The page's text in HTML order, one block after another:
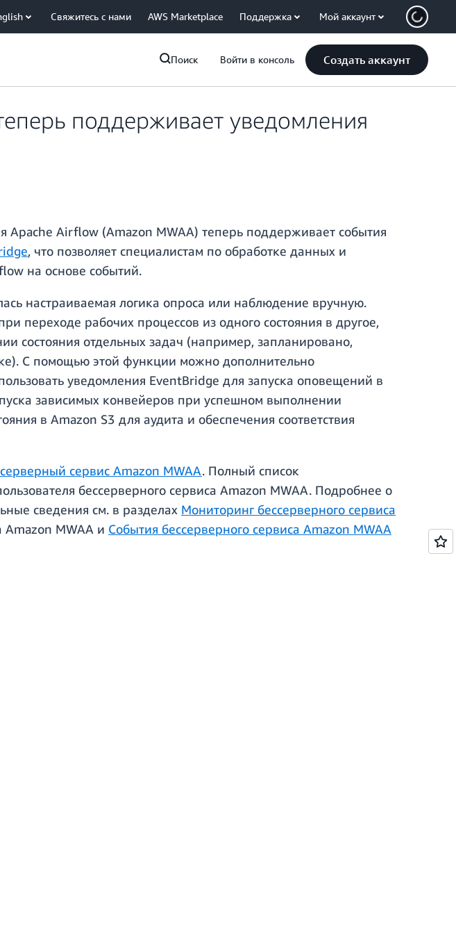
Свяжитесь с нами AWS Marketplace Поддержка Мой аккаунт
Поиск Войти в консоль Создать аккаунт
поддерживает уведомления
Apache Airflow (Amazon MWAA) теперь поддерживает события
, что позволяет специалистам по обработке данных и
на основе событий.
настраиваемая логика опроса или наблюдение вручную.
переходе рабочих процессов из одного состояния в другое,
состояния отдельных задач (например, запланировано,
С помощью этой функции можно дополнительно
уведомления EventBridge для запуска оповещений в
зависимых конвейеров при успешном выполнении
в Amazon S3 для аудита и обеспечения соответствия
сервис Amazon MWAA. Полный список
бессерверного сервиса Amazon MWAA. Подробнее о
сведения см. в разделах Мониторинг бессерверного сервиса
Amazon MWAA и События бессерверного сервиса Amazon MWAA